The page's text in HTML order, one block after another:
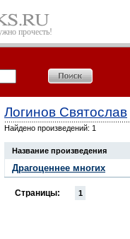
прочесть!
Логинов Святослав
Найдено произведений: 1
Название произведения
Драгоценнее многих
Страницы: 1